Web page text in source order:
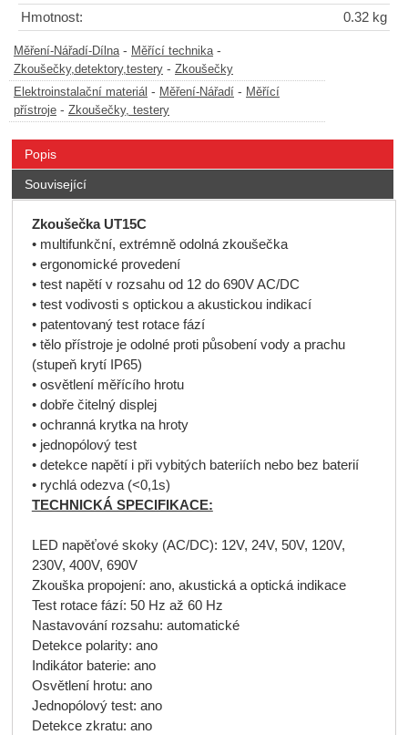
Hmotnost:
0.32 kg
Měření-Nářadí-Dílna- Měřící technika-
Zkoušečky,detektory,testery - Zkoušečky
Elektroinstalační materiál - Měření-Nářadí - Měřící
přístroje - Zkoušečky, testery
Popis
Související
Zkoušečka UT15C
• multifunkční, extrémně odolná zkoušečka
• ergonomické provedení
• test napětí v rozsahu od 12 do 690V AC/DC
• test vodivosti s optickou a akustickou indikací
• patentovaný test rotace fází
• tělo přístroje je odolné proti působení vody a prachu
(stupeň krytí IP65)
• osvětlení měřícího hrotu
• dobře čitelný displej
• ochranná krytka na hroty
• jednopólový test
• detekce napětí i při vybitých bateriích nebo bez baterií
• rychlá odezva (<0,1s)
TECHNICKÁ SPECIFIKACE:
LED napěťové skoky (AC/DC): 12V, 24V, 50V, 120V,
230V, 400V, 690V
Zkouška propojení: ano, akustická a optická indikace
Test rotace fází: 50 Hz až 60 Hz
Nastavování rozsahu: automatické
Detekce polarity: ano
Indikátor baterie: ano
Osvětlení hrotu: ano
Jednopólový test: ano
Detekce zkratu: ano